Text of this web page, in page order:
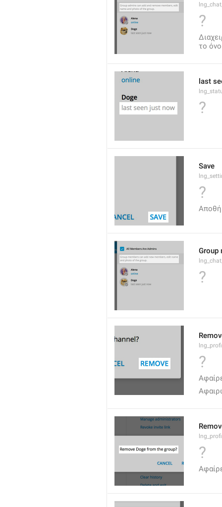
?
το
last
?
Save
?
Group
?
?
?